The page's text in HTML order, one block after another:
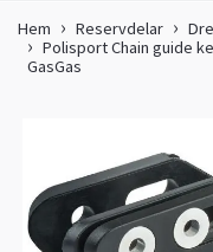
Hem Reservdelar
Polisport Chain guide
GasGas